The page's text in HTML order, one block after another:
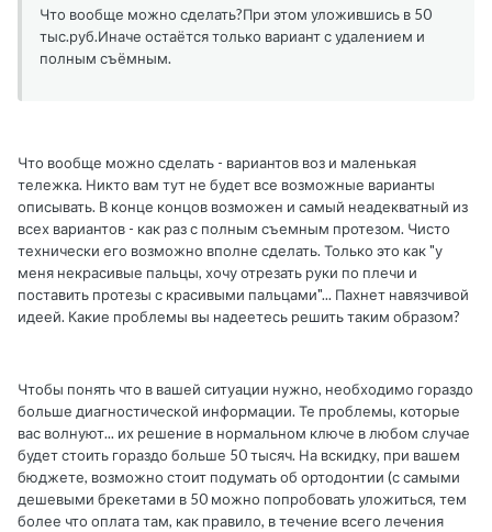
Что вообще можно сделать?При этом уложившись в 50
тыс.руб.Иначе остаётся только вариант с удалением и
полным съёмным.
Что вообще можно сделать - вариантов воз и маленькая
тележка. Никто вам тут не будет все возможные варианты
описывать. В конце концов возможен и самый неадекватный из
всех вариантов - как раз с полным съемным протезом. Чисто
технически его возможно вполне сделать. Только это как "у
меня некрасивые пальцы, хочу отрезать руки по плечи и
поставить протезы с красивыми пальцами"... Пахнет навязчивой
идеей. Какие проблемы вы надеетесь решить таким образом?
Чтобы понять что в вашей ситуации нужно, необходимо гораздо
больше диагностической информации. Те проблемы, которые
вас волнуют... их решение в нормальном ключе в любом случае
будет стоить гораздо больше 50 тысяч. На вскидку, при вашем
бюджете, возможно стоит подумать об ортодонтии (с самыми
дешевыми брекетами в 50 можно попробовать уложиться, тем
более что оплата там, как правило, в течение всего лечения